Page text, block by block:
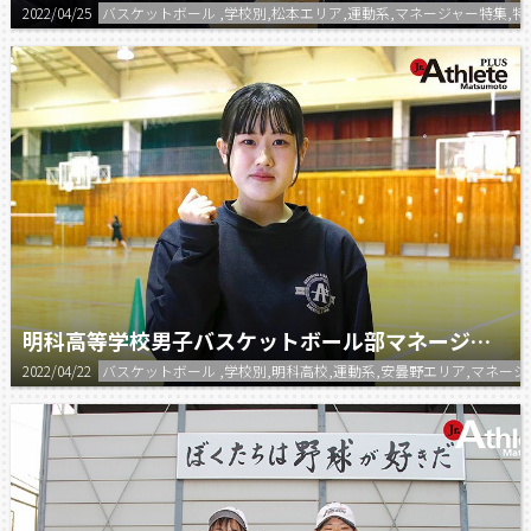
2022/04/25 バスケットボール ,学校別,松本エリア,運動系,マネージャー特集,
明科高等学校男子バスケットボール部マネージャー
2022/04/22 バスケットボール ,学校別,明科高校,運動系,安曇野エリア,マネー